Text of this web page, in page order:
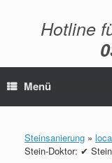
Hotline
Menü
Steinsanierung »
Stein-Doktor: ✔